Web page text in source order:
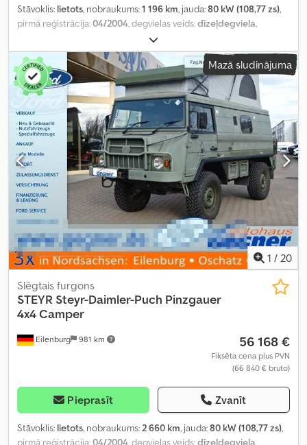
Stāvoklis: lietots, nobraukums:1 196 km, jauda:80 kW (108,77 zs),
pirmā reģistrācija:04/2004, degvielas veids:dīzeļdegviela,
zaļš
emisijas klase:Euro 3, sēdvietu skaits:2, Aprīkojums:ABS,
pilnpiedziņa , Mazā sludinājuma
1 / 20
Eilenburg 981 km
Slēgtais furgons
STEYR Steyr-Daimler-Puch Pinzgauer
4x4 Camper
56 168 €
Fiksēta cena plus PVN
(66 840 € bruto)
Pieprasīt Zvanīt
Stāvoklis: lietots, nobraukums: 2 660 km, jauda:80 kW (108,77 zs),
pirmā reģistrācija:04/2004 , degvielas veids:dīzeļdegviela